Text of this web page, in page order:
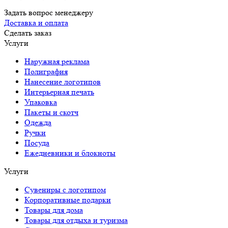
Задать вопрос менеджеру
Доставка и оплата
Сделать заказ
Услуги
Наружная реклама
Полиграфия
Нанесение логотипов
Интерьерная печать
Упаковка
Пакеты и скотч
Одежда
Ручки
Посуда
Ежедневники и блокноты
Услуги
Сувениры с логотипом
Корпоративные подарки
Товары для дома
Товары для отдыха и туризма